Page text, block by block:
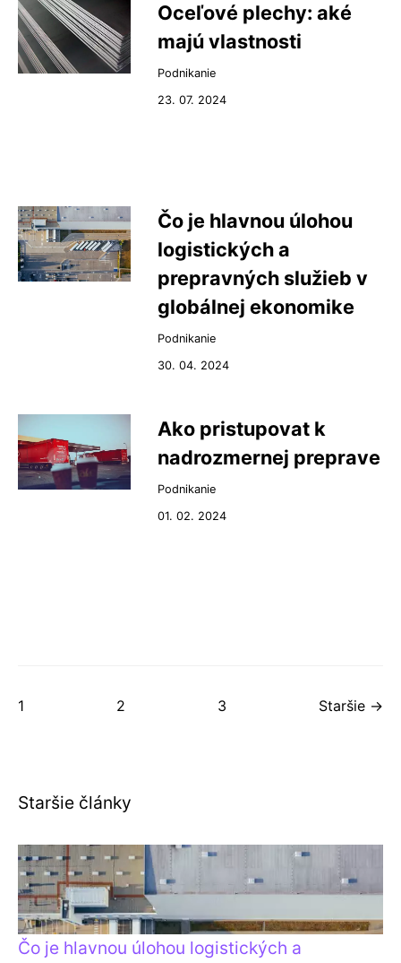
Oceľové plechy: aké
majú vlastnosti
Podnikanie
23. 07. 2024
Čo je hlavnou úlohou
logistických a
prepravných služieb v
globálnej ekonomike
Podnikanie
30. 04. 2024
Ako pristupovat k
nadrozmernej preprave
Podnikanie
01. 02. 2024
1 2 3 Staršie →
Staršie články
Čo je hlavnou úlohou logistických a